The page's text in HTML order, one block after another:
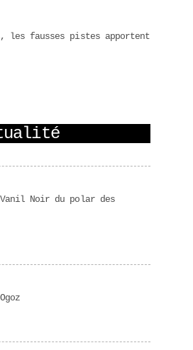
les fausses pistes apportent
Noir du polar des